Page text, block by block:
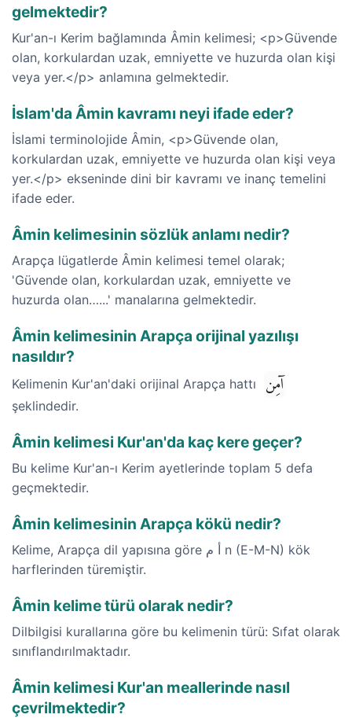
gelmektedir?
Kur'an-ı Kerim bağlamında Âmin kelimesi; <p>Güvende
olan, korkulardan uzak, emniyette ve huzurda olan kişi
veya yer.</p> anlamına gelmektedir.
İslam'da Âmin kavramı neyi ifade eder?
İslami terminolojide Âmin, <p>Güvende olan,
korkulardan uzak, emniyette ve huzurda olan kişi veya
yer.</p> ekseninde dini bir kavramı ve inanç temelini
ifade eder.
Âmin kelimesinin sözlük anlamı nedir?
Arapça lügatlerde Âmin kelimesi temel olarak;
'Güvende olan, korkulardan uzak, emniyette ve
huzurda olan…...' manalarına gelmektedir.
Âmin kelimesinin Arapça orijinal yazılışı
nasıldır?
Kelimenin Kur'an'daki orijinal Arapça hattı آمِن
şeklindedir.
Âmin kelimesi Kur'an'da kaç kere geçer?
Bu kelime Kur'an-ı Kerim ayetlerinde toplam 5 defa
geçmektedir.
Âmin kelimesinin Arapça kökü nedir?
Kelime, Arapça dil yapısına göre أ م n (E-M-N) kök
harflerinden türemiştir.
Âmin kelime türü olarak nedir?
Dilbilgisi kurallarına göre bu kelimenin türü: Sıfat olarak
sınıflandırılmaktadır.
Âmin kelimesi Kur'an meallerinde nasıl
çevrilmektedir?